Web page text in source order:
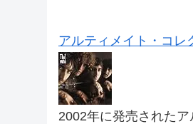
アルティメイト・コレ
2002年に発売されたア